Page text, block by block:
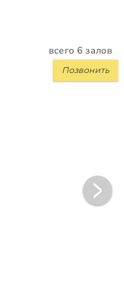
всего 6 залов
Позвонить